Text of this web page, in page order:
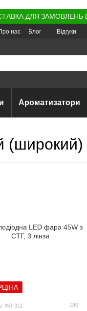
ДЛЯ ЗАМОВЛЕНЬ
нас Блог Відгуки
Ароматизатори
(широкий)
ФЛ-311 180